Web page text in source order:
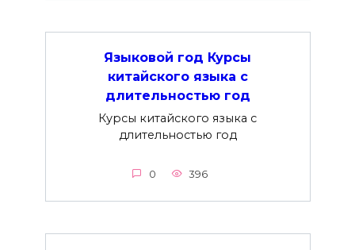
Языковой год Курсы
китайского языка с
длительностью год
Курсы китайского языка с
длительностью год
0 396